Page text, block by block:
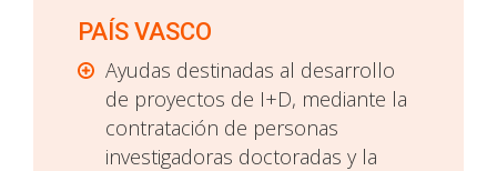
PAÍS VASCO
Ayudas destinadas al desarrollo
de proyectos de I+D, mediante la
contratación de personas
investigadoras doctoradas y la